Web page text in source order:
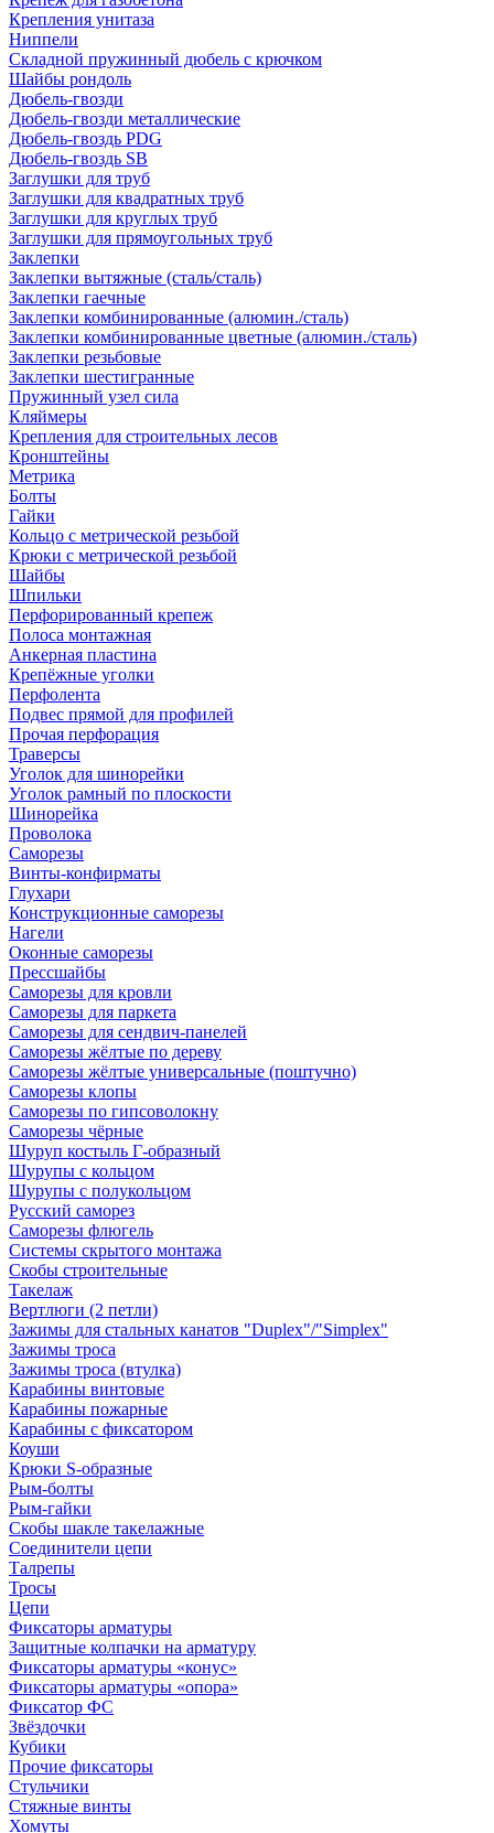
Крепления унитаза
Ниппели
Складной пружинный дюбель с крючком
Шайбы рондоль
Дюбель-гвозди
Дюбель-гвозди металлические
Дюбель-гвоздь PDG
Дюбель-гвоздь SB
Заглушки для труб
Заглушки для квадратных труб
Заглушки для круглых труб
Заглушки для прямоугольных труб
Заклепки
Заклепки вытяжные (сталь/сталь)
Заклепки гаечные
Заклепки комбинированные (алюмин./сталь)
Заклепки комбинированные цветные (алюмин./сталь)
Заклепки резьбовые
Заклепки шестигранные
Пружинный узел сила
Кляймеры
Крепления для строительных лесов
Кронштейны
Метрика
Болты
Гайки
Кольцо с метрической резьбой
Крюки с метрической резьбой
Шайбы
Шпильки
Перфорированный крепеж
Полоса монтажная
Анкерная пластина
Крепёжные уголки
Перфолента
Подвес прямой для профилей
Прочая перфорация
Траверсы
Уголок для шинорейки
Уголок рамный по плоскости
Шинорейка
Проволока
Саморезы
Винты-конфирматы
Глухари
Конструкционные саморезы
Нагели
Оконные саморезы
Прессшайбы
Саморезы для кровли
Саморезы для паркета
Саморезы для сендвич-панелей
Саморезы жёлтые по дереву
Саморезы жёлтые универсальные (поштучно)
Саморезы клопы
Саморезы по гипсоволокну
Саморезы чёрные
Шуруп костыль Г-образный
Шурупы с кольцом
Шурупы с полукольцом
Русский саморез
Саморезы флюгель
Системы скрытого монтажа
Скобы строительные
Такелаж
Вертлюги (2 петли)
Зажимы для стальных канатов "Duplex"/"Simplex"
Зажимы троса
Зажимы троса (втулка)
Карабины винтовые
Карабины пожарные
Карабины с фиксатором
Коуши
Крюки S-образные
Рым-болты
Рым-гайки
Скобы шакле такелажные
Соединители цепи
Талрепы
Тросы
Цепи
Фиксаторы арматуры
Защитные колпачки на арматуру
Фиксаторы арматуры «конус»
Фиксаторы арматуры «опора»
Фиксатор ФС
Звёздочки
Кубики
Прочие фиксаторы
Стульчики
Стяжные винты
Хомуты